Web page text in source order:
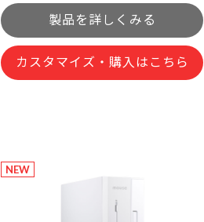
製品を詳しくみる
カスタマイズ・購入はこちら
NEW